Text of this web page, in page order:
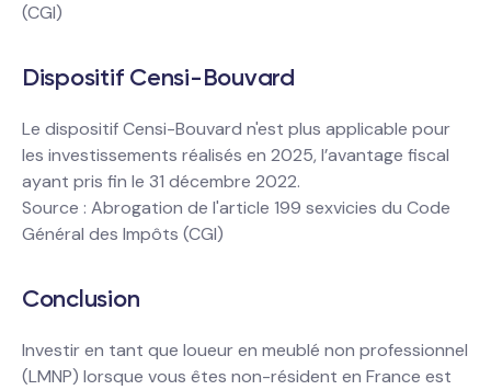
(CGI)
Dispositif Censi-Bouvard
Le dispositif Censi-Bouvard n'est plus applicable pour
les investissements réalisés en 2025, l’avantage fiscal
ayant pris fin le 31 décembre 2022.
Source : Abrogation de l'article 199 sexvicies du Code
Général des Impôts (CGI)
Conclusion
Investir en tant que loueur en meublé non professionnel
(LMNP) lorsque vous êtes non-résident en France est